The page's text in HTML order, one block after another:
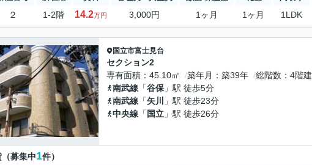
２ 1-2階 14.2万円 3,000円 1ヶ月 1ヶ月 1LDK
国立市富士見台
セクション2
専有面積
45.10㎡ 築年月 築39年 総階数 4階建
南武線 「谷保 」駅 徒歩5分
南武線 「矢川
」駅 徒歩23分
中央線 「 国立 」駅 徒歩26分
募集中1件）